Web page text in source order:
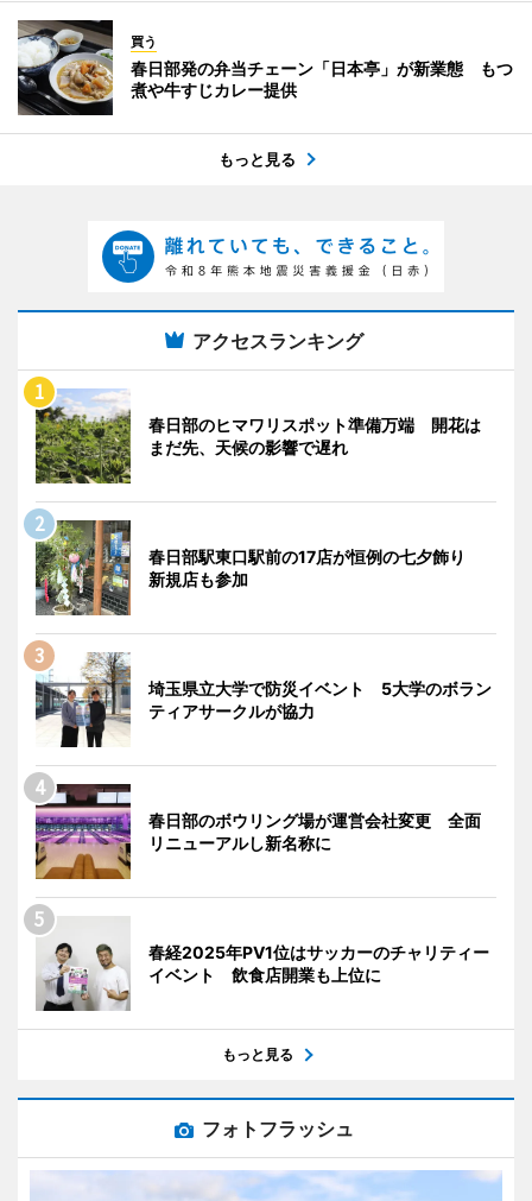
買う
春日部発の弁当チェーン「日本亭」が新業態 もつ
煮や牛すじカレー提供
もっと見る
アクセスランキング
春日部のヒマワリスポット準備万端 開花は
まだ先、天候の影響で遅れ
春日部駅東口駅前の17店が恒例の七夕飾り
新規店も参加
埼玉県立大学で防災イベント 5大学のボラン
ティアサークルが協力
春日部のボウリング場が運営会社変更 全面
リニューアルし新名称に
春経2025年PV1位はサッカーのチャリティー
イベント 飲食店開業も上位に
もっと見る
フォトフラッシュ